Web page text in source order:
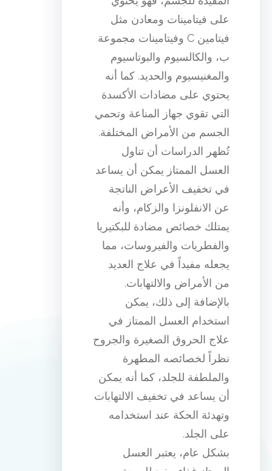
على فيتامينات ومعادن مثل
فيتامين C وفيتامينات مجموعة
ب، والكالسيوم والبوتاسيوم
والمغنيسيوم والحديد. كما أنه
يحتوي على مضادات الأكسدة
التي تقوي جهاز المناعة وتحمي
الجسم من الأمراض المختلفة.
تُظهر الدراسات أن تناول
العسل الممتاز يمكن أن يساعد
في تخفيف الأعراض الناتجة
عن الانفلونزا والزكام، وأنه
يمتلك خصائص مضادة للبكتيريا
والفطريات والفيروسات، مما
يجعله مفيداً في علاج العديد
من الأمراض والالتهابات.
بالإضافة إلى ذلك، يمكن
استخدام العسل الممتاز في
علاج الحروق الصغيرة والجروح
نظراً لخصائصه المطهرة
والملطفة للجلد، كما أنه يمكن
أن يساعد في تخفيف الالتهابات
وتهدئة الحكة عند استخدامه
على الجلد.
بشكل عام، يعتبر العسل